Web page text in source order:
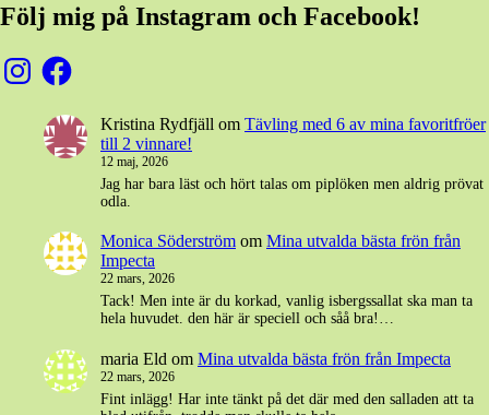
Följ mig på Instagram och Facebook!
InstagramFacebook
Kristina Rydfjäll om Tävling med 6 av mina favoritfröer
till 2 vinnare!
12 maj, 2026
Jag har bara läst och hört talas om piplöken men aldrig prövat
odla.
Monica Söderström om Mina utvalda bästa frön från
Impecta
22 mars, 2026
Tack! Men inte är du korkad, vanlig isbergssallat ska man ta
hela huvudet. den här är speciell och såå bra!…
maria Eld om Mina utvalda bästa frön från Impecta
22 mars, 2026
Fint inlägg! Har inte tänkt på det där med den salladen att ta